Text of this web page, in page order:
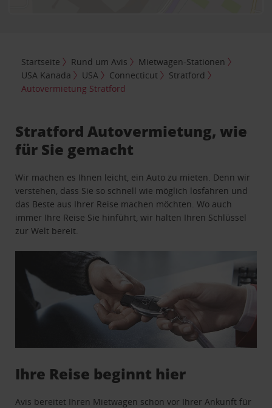
Startseite Rund um Avis
Mietwagen-Stationen
USA Kanada
USA Connecticut
Stratford
Autovermietung Stratford
Stratford Autovermietung, wie
für Sie gemacht
Wir machen es Ihnen leicht, ein Auto zu mieten. Denn wir
verstehen, dass Sie so schnell wie möglich losfahren und
das Beste aus Ihrer Reise machen möchten. Wo auch
immer Ihre Reise Sie hinführt, wir halten Ihren Schlüssel
zur Welt bereit.
Ihre Reise beginnt hier
Avis bereitet Ihren Mietwagen schon vor Ihrer Ankunft für